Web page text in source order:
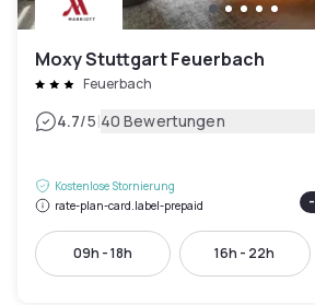
Moxy Stuttgart Feuerbach
Feuerbach
4.7/5|40 Bewertungen
Kostenlose Stornierung
rate-plan-card.label-prepaid
-
09h - 18h 16h - 22h